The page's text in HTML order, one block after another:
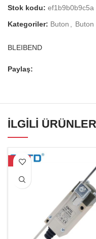
Stok kodu: ef1b9b0b9c5a
Kategoriler: Buton Buton
BLEIBEND
Paylaş:
İLGILI ÜRÜNLER
-19%